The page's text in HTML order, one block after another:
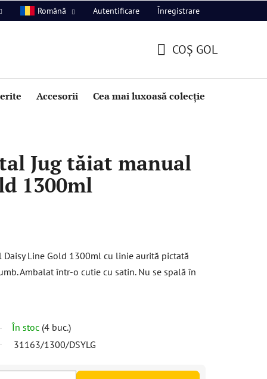
Română Autentificare Înregistrare
DE
COŞ GOL
Accesorii Cea mai luxoasă colecție
Jug tăiat manual
1300ml
Daisy Line Gold 1300ml cu linie aurită pictată
Ambalat într-o cutie cu satin. Nu se spală în
În stoc (4 buc.)
31163/1300/DSYLG